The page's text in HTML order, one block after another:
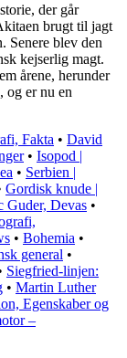
der går
brugt til jagt
Senere blev den
kejserlig magt.
årene, herunder
og er nu en
Fakta • David
• Isopod |
• Serbien |
Gordisk knude |
Guder, Devas •
• Bohemia •
general •
Siegfried-linjen:
• Martin Luther
Egenskaber og
–